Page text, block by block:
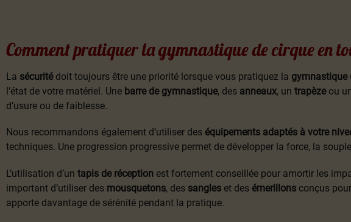
Comment pratiquer la gymnastique de cirque en
La sécuritédoit toujours être une priorité lorsque vous pratiquez la gymnastique
l’état de votre matériel. Une barre de gymnastique, des anneaux, un trapèzeou
d’usure ou de faiblesse.
Nous recommandons également d’utiliser des équipements adaptés à votre
techniques. Une progression progressive permet de développer la force, la
L’utilisation d’un tapis de réception est fortement conseillée pour amortir les
important d’utiliser des mousquetons, des sangles et des émerillons conçus
apporte davantage de sérénité pendant la pratique.